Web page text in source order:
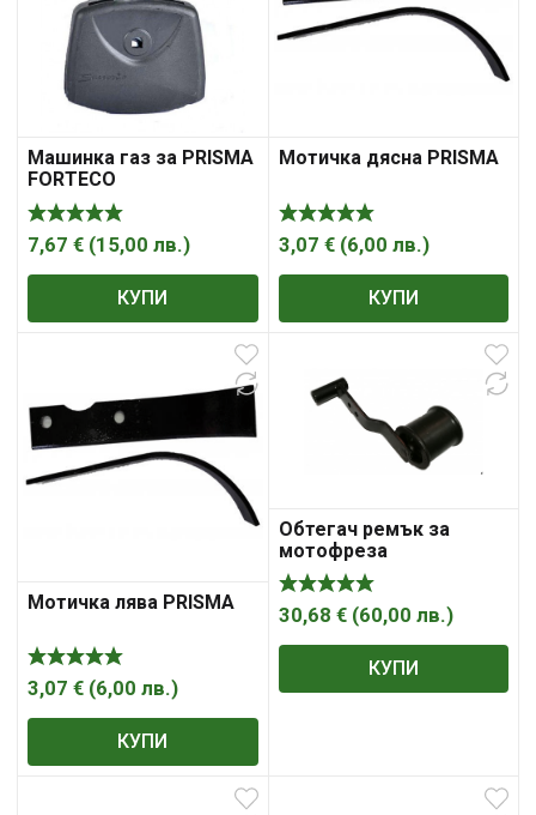
Машинка газ за PRISMA
FORTECO
7,67 € (15,00 лв.)
КУПИ
Мотичка дясна PRISMA
3,07 € (6,00 лв.)
КУПИ
Мотичка лява PRISMA
3,07 € (6,00 лв.)
КУПИ
Обтегач ремък за
мотофреза
30,68 € (60,00 лв.)
КУПИ